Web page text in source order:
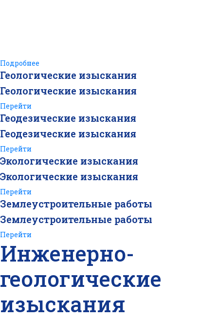
Подробнее
Геологические изыскания
Геологические изыскания
Перейти
Геодезические изыскания
Геодезические изыскания
Перейти
Экологические изыскания
Экологические изыскания
Перейти
Землеустроительные работы
Землеустроительные работы
Перейти
Инженерно-
геологические
изыскания